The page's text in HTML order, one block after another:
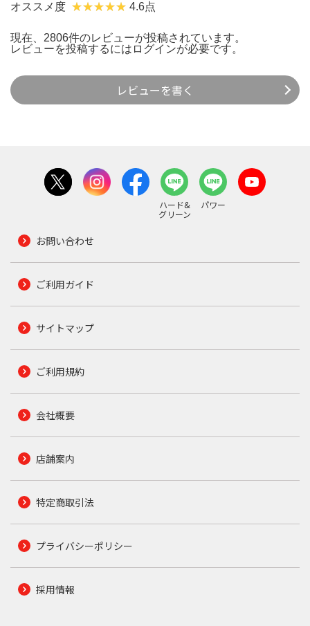
オススメ度 4.6点
現在、2806件のレビューが投稿されています。
レビューを投稿するには ログインが必要です。
レビューを書く
ハード&
グリーン
パワー
お問い合わせ
ご利用ガイド
サイトマップ
ご利用規約
会社概要
店舗案内
特定商取引法
プライバシーポリシー
採用情報